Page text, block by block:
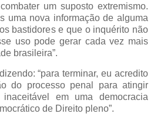
um suposto extremismo.
uma nova informação de alguma
bastidores e que o inquérito não
uso pode gerar cada vez mais
brasileira”.
“para terminar, eu acredito
do processo penal para atingir
em uma democracia
de Direito pleno”.